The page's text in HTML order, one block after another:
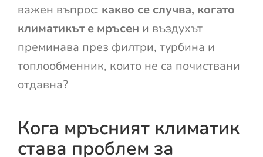
важен въпрос: какво се случва, когато
климатикът е мръсен и въздухът
преминава през филтри, турбина и
топлообменник, които не са почиствани
отдавна?
Кога мръсният климатик
става проблем за